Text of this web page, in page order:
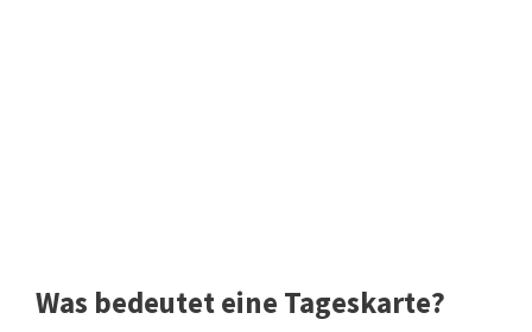
Was bedeutet eine Tageskarte?